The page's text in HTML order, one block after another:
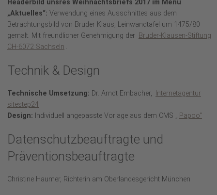
Headerbild unsres Weihnachtsbriefs 2017 im Menü
„Aktuelles“: Verwendung eines Ausschnittes aus dem
Betrachtungsbild von Bruder Klaus, Leinwandtafel um 1475/80
gemalt. Mit freundlicher Genehmigung der Bruder-Klausen-Stiftung
CH-6072 Sachseln .
Technik & Design
Technische Umsetzung: Dr. Arndt Embacher,
Internetagentur
sitestep24
Design: Individuell angepasste Vorlage aus dem CMS „ Papoo“
Datenschutzbeauftragte und
Präventionsbeauftragte
Christine Haumer, Richterin am Oberlandesgericht München